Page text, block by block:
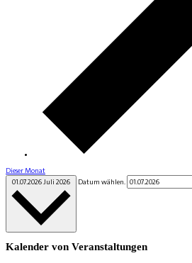
Dieser Monat
01.07.2026Juli 2026 Datum wählen.
Kalender von Veranstaltungen